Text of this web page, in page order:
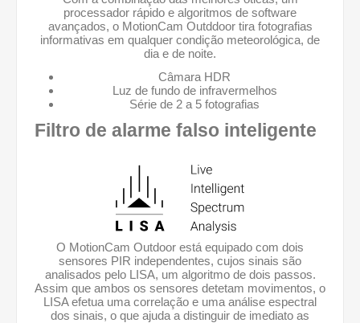
processador rápido e algoritmos de software
avançados, o MotionCam Outddoor tira fotografias
informativas em qualquer condição meteorológica, de
dia e de noite.
Câmara HDR
Luz de fundo de infravermelhos
Série de 2 a 5 fotografias
Filtro de alarme falso inteligente
O MotionCam Outdoor está equipado com dois
sensores PIR independentes, cujos sinais são
analisados pelo LISA, um algoritmo de dois passos.
Assim que ambos os sensores detetam movimentos, o
LISA efetua uma correlação e uma análise espectral
dos sinais, o que ajuda a distinguir de imediato as